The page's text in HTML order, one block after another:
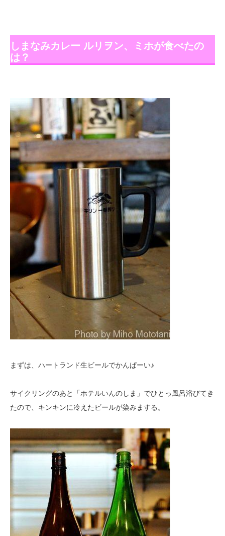
しまなみカレー ルリヲン、ミホが食べたの
は？
まずは、ハートランド生ビールでかんぱーい♪
サイクリングのあと「ホテルいんのしま」でひとっ風呂浴びてき
たので、キンキンに冷えたビールが染みまする。